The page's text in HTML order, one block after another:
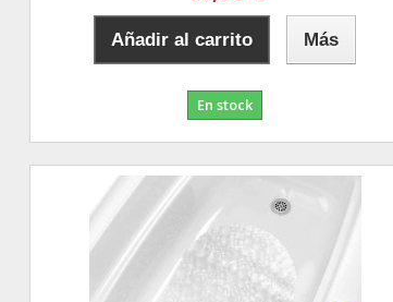
Añadir al carrito Más
En stock